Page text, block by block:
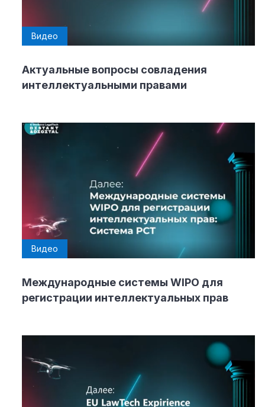
Видео
Актуальные вопросы совладения
интеллектуальными правами
Видео
Международные системы WIPO для
регистрации интеллектуальных прав